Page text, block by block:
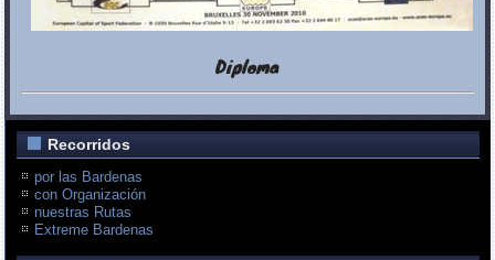
Diploma
Recorridos
por las Bardenas
con Organización
nuestras Rutas
Extreme Bardenas